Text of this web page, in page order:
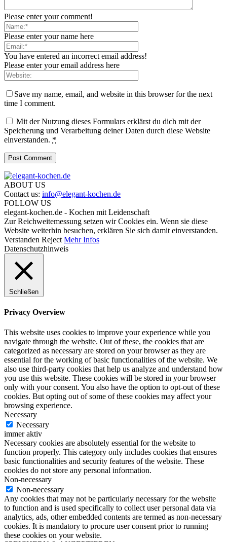
Please enter your comment!
Please enter your name here
You have entered an incorrect email address!
Please enter your email address here
Save my name, email, and website in this browser for the next
time I comment.
Mit der Nutzung dieses Formulars erklärst du dich mit der
Speicherung und Verarbeitung deiner Daten durch diese Website
einverstanden. *
ABOUT US
Contact us: info@elegant-kochen.de
FOLLOW US
elegant-kochen.de - Kochen mit Leidenschaft
Zur Reichweitemessung setzen wir Cookies ein. Wenn sie diese
Website weiterhin besuchen, erklären Sie sich damit einverstanden.
Verstanden Reject Mehr Infos
Datenschutzhinweis
Schließen
Privacy Overview
This website uses cookies to improve your experience while you
navigate through the website. Out of these, the cookies that are
categorized as necessary are stored on your browser as they are
essential for the working of basic functionalities of the website. We
also use third-party cookies that help us analyze and understand how
you use this website. These cookies will be stored in your browser
only with your consent. You also have the option to opt-out of these
cookies. But opting out of some of these cookies may affect your
browsing experience.
Necessary
Necessary
immer aktiv
Necessary cookies are absolutely essential for the website to
function properly. This category only includes cookies that ensures
basic functionalities and security features of the website. These
cookies do not store any personal information.
Non-necessary
Non-necessary
Any cookies that may not be particularly necessary for the website
to function and is used specifically to collect user personal data via
analytics, ads, other embedded contents are termed as non-necessary
cookies. It is mandatory to procure user consent prior to running
these cookies on your website.